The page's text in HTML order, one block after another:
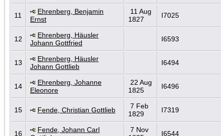
11
Ehrenberg, Benjamin
Ernst
11 Aug
1827
I7025
12
Ehrenberg, Häusler
Johann Gottfried
I6593
13
Ehrenberg, Häusler
Johann Gottlieb
I6494
14
Ehrenberg, Johanne
Eleonore
22 Aug
1825
I6496
15 Fende, Christian Gottlieb
7 Feb
1829
I7319
16
Fende, Johann Carl
7 Nov
I6544